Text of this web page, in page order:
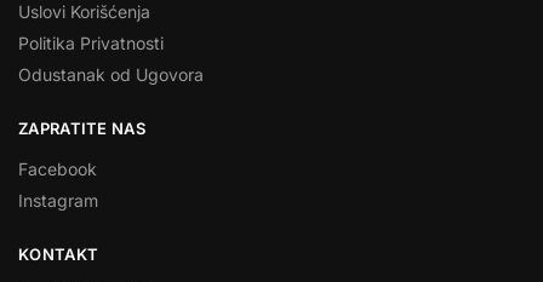
Uslovi Korišćenja
Politika Privatnosti
Odustanak od Ugovora
ZAPRATITE NAS
Facebook
Instagram
KONTAKT